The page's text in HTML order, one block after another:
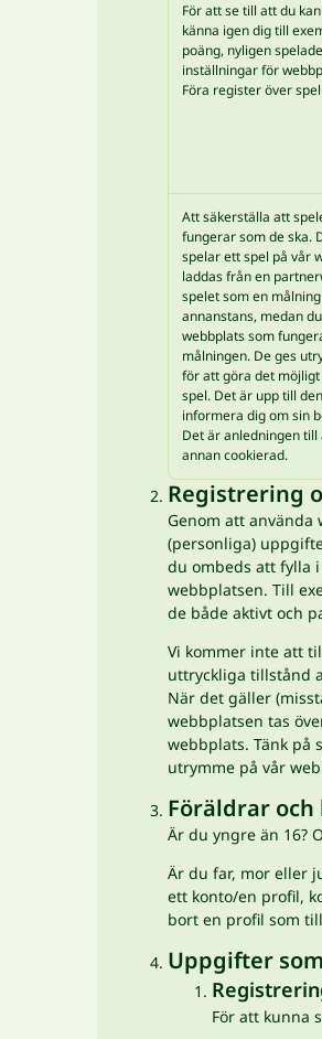
För att se till att du
känna igen dig till
poäng, nyligen
inställningar för
Föra register över
Att säkerställa att
fungerar som de ska.
spelar ett spel på vår
laddas från en
spelet som en
annanstans, medan
webbplats som
målningen. De ges
för att göra det
spel. Det är upp till
informera dig om sin
Det är anledningen
annan cookierad.
Registrering
Genom att
(personliga)
du ombeds att fylla
webbplatsen. Till
de både aktivt och
Vi kommer inte att
uttryckliga tillstånd
När det gäller
webbplatsen tas
webbplats. Tänk på
utrymme på vår
Föräldrar och
Är du yngre än 16?
Är du far, mor eller
ett konto/en profil,
bort en profil som
Uppgifter
För att kunna